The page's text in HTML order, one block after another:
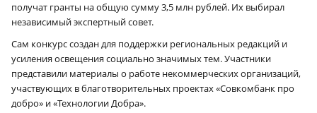
получат гранты на общую сумму 3,5 млн рублей. Их выбирал
независимый экспертный совет.
Сам конкурс создан для поддержки региональных редакций и
усиления освещения социально значимых тем. Участники
представили материалы о работе некоммерческих организаций,
участвующих в благотворительных проектах «Совкомбанк про
добро» и «Технологии Добра».